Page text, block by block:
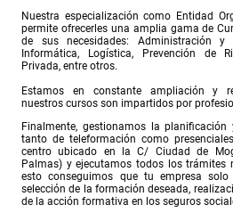
Nuestra especialización como Entidad
permite ofrecerles una amplia gama de
de sus necesidades: Administración y
Informática, Logística, Prevención de
Privada, entre otros.
Estamos en constante ampliación y
nuestros cursos son impartidos por
Finalmente, gestionamos la
tanto de teleformación como
centro ubicado en la C/ Ciudad de
Palmas) y ejecutamos todos los trámites
esto conseguimos que tu empresa
selección de la formación deseada,
de la acción formativa en los seguros